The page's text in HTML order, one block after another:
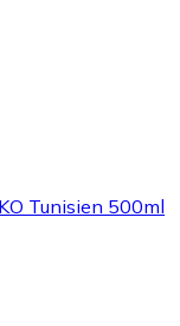
Tunisien 500ml